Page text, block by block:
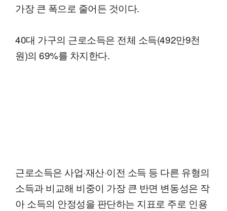
가장 큰 폭으로 줄어든 것이다.
40대 가구의 근로소득은 전체 소득(492만9천
원)의 69%를 차지한다.
근로소득은 사업·재산·이전 소득 등 다른 유형의
소득과 비교해 비중이 가장 큰 반면 변동성은 작
아 소득의 안정성을 판단하는 지표로 주로 인용